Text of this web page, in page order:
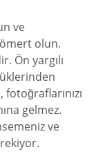
ve
olun.
Ön yargılı
gelmez.
ve